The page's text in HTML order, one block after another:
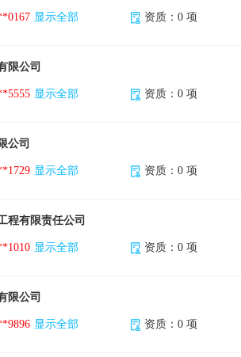
显示全部 资质：0 项
限公司
显示全部 资质：0 项
公司
显示全部 资质：0 项
程有限责任公司
显示全部 资质：0 项
限公司
显示全部 资质：0 项